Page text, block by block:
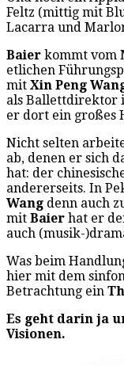
Feltz (mittig mit
Lacarra und
Baier kommt vom
etlichen
mit Xin Peng
als Ballettdirektor
er dort ein großes
Nicht selten
ab, denen er sich
hat: der
andererseits. In
Wang denn auch
mit Baier hat er
auch (musik-
Was beim
hier mit dem
Betrachtung ein
Es geht darin ja
Visionen.